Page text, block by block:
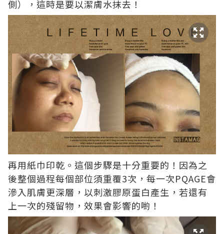
側），這時是要以潔膚水抹去！
再用紙巾印乾。這個步驟是十分重要的！因為之
後整個過程每個部位須重覆3次，每一次PQAGE會
滲入肌膚更深層，以刺激膠原蛋白產生，若還有
上一次的殘留物，效果會影響的喲！